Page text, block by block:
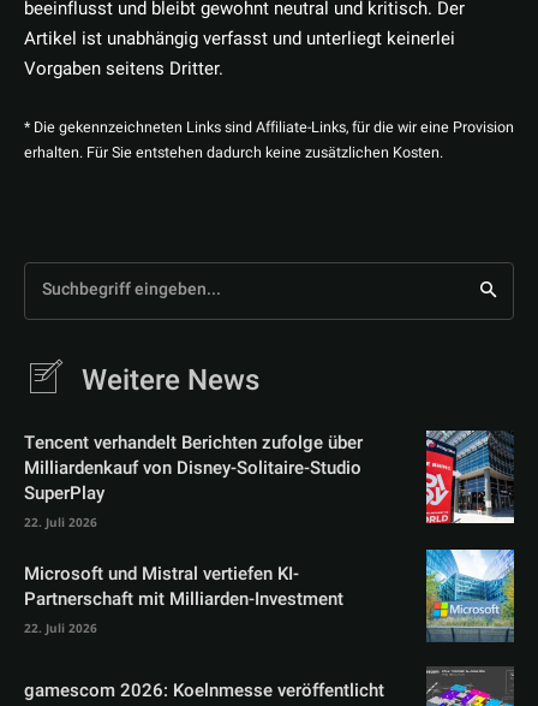
beeinflusst und bleibt gewohnt neutral und kritisch. Der
Artikel ist unabhängig verfasst und unterliegt keinerlei
Vorgaben seitens Dritter.
* Die gekennzeichneten Links sind Affiliate-Links, für die wir eine Provision
erhalten. Für Sie entstehen dadurch keine zusätzlichen Kosten.
Suchbegriff eingeben...
Weitere News
Tencent verhandelt Berichten zufolge über
Milliardenkauf von Disney-Solitaire-Studio
SuperPlay
22. Juli 2026
Microsoft und Mistral vertiefen KI-
Partnerschaft mit Milliarden-Investment
22. Juli 2026
gamescom 2026: Koelnmesse veröffentlicht